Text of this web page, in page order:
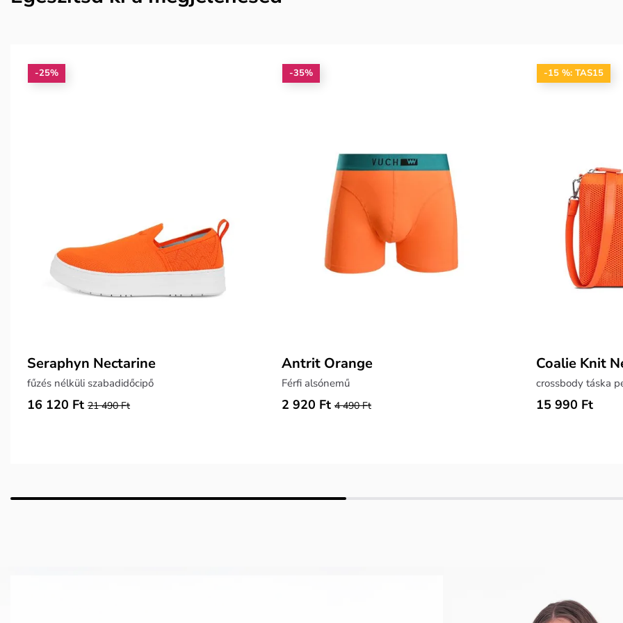
-25%
Seraphyn Nectarine
fűzés nélküli szabadidőcipő
16 120 Ft 21 490 Ft
-35%
Antrit Orange
Férfi alsónemű
2 920 Ft 4 490 Ft
-15 %: TAS15
Coalie Knit
crossbody táska
15 990 Ft